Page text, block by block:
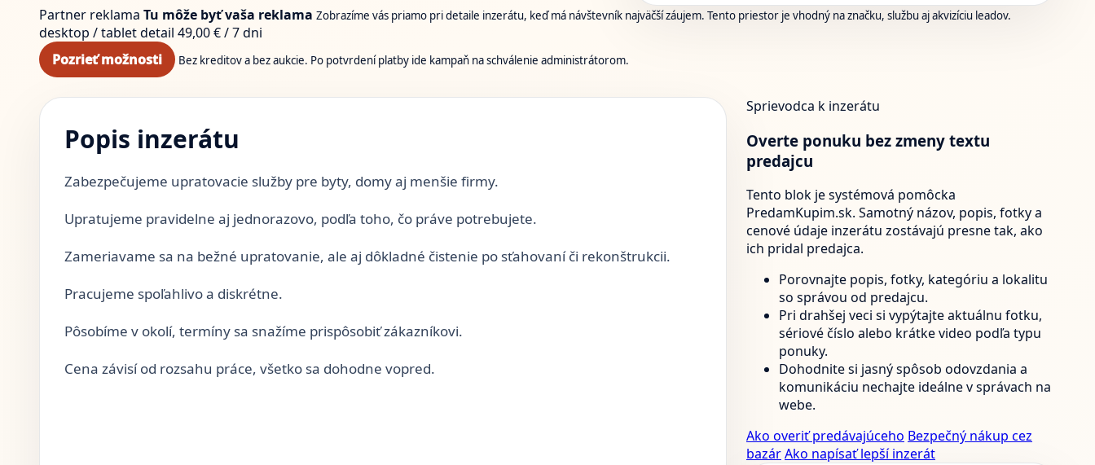
Partner reklama Tu môže byť vaša reklama Zobrazíme vás priamo pri detaile inzerátu, keď má návštevník najväčší záujem. Tento priestor je vhodný na značku, službu aj akvizíciu leadov.
desktop / tabletdetail 49,00 € / 7 dni
Pozrieť možnosti
Bez kreditov a bez aukcie. Po potvrdení platby ide kampaň na schválenie administrátorom.
Popis inzerátu
Zabezpečujeme upratovacie služby pre byty, domy aj menšie firmy.
Upratujeme pravidelne aj jednorazovo, podľa toho, čo práve potrebujete.
Zameriavame sa na bežné upratovanie, ale aj dôkladné čistenie po sťahovaní či rekonštrukcii.
Pracujeme spoľahlivo a diskrétne.
Pôsobíme v okolí, termíny sa snažíme prispôsobiť zákazníkovi.
Cena závisí od rozsahu práce, všetko sa dohodne vopred.
Sprievodca k inzerátu
Overte ponuku bez zmeny textu
predajcu
Tento blok je systémová pomôcka
PredamKupim.sk. Samotný názov, popis, fotky a
cenové údaje inzerátu zostávajú presne tak, ako
ich pridal predajca.
Porovnajte popis, fotky, kategóriu a lokalitu
so správou od predajcu.
Pri drahšej veci si vypýtajte aktuálnu fotku,
sériové číslo alebo krátke video podľa typu
ponuky.
Dohodnite si jasný spôsob odovzdania a
komunikáciu nechajte ideálne v správach na
webe.
Ako overiť predávajúceho Bezpečný nákup cez
bazárAko napísať lepší inzerát